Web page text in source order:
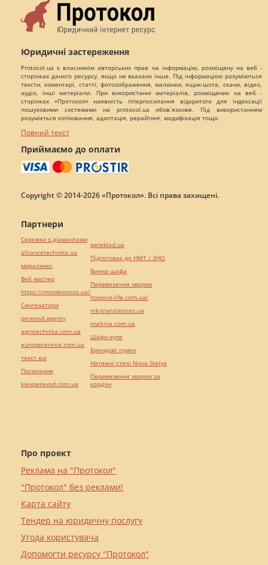
Юридичні застереження
Protocol.ua є власником авторських прав на інформацію, розміщену на веб -
сторінках даного ресурсу, якщо не вказано інше. Під інформацією розуміються
тексти, коментарі, статті, фотозображення, малюнки, ящик-шота, скани, відео,
аудіо, інші матеріали. При використанні матеріалів, розміщених на веб -
сторінках «Протокол» наявність гіперпосилання відкритого для індексації
пошуковими системами на protocol.ua обов`язкове. Під використанням
розуміється копіювання, адаптація, рерайтинг, модифікація тощо.
Повний текст
Приймаємо до оплати
Copyright © 2014-2026 «Протокол». Всі права захищені.
Про проект
Реклама на "Протокол"
"Протокол" без реклами!
Карта сайту
Тендер на юридичну послугу
Угода користувача
Допомогти ресурсу "Протокол"
Партнери
Сережки з діамантами
alliancetechnika.ua
миралинкс
Веб мастер
https://motokosmos.ua/
Синтезатори
perevod.agency
agrotechnika.com.ua
europeservice.com.ua
текст юа
Посилання
kievperevod.com.ua
pereklad.ua
Підготовка до НМТ / ЗНО
Винна шафа
Перевезення хворих
hospice-life.com.ua/
mk-translations.ua
maltina.com.ua
Шафи купе
Брендові сумки
Натяжні стелі Nova Stelya
Перевезення хворих за
кордон